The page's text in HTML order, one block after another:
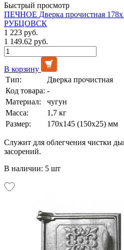
Быстрый просмотр
ПЕЧНОЕ Дверка прочистная
РУБЦОВСК
1 223 руб.
1 149.62 руб.
В корзину
Тип:
Дверка прочистная
Код товара: -
Материал:
чугун
Масса:
1,7 кг
Размер:
170х145 (150х25) мм
Служит для облегчения чистки
засорений.
В наличии: 5 шт